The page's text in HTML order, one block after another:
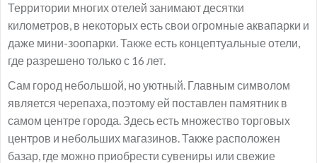
Территории многих отелей занимают десятки
километров, в некоторых есть свои огромные аквапарки и
даже мини-зоопарки. Также есть концептуальные отели,
где разрешено только с 16 лет.
Сам город небольшой, но уютный. Главным символом
является черепаха, поэтому ей поставлен памятник в
самом центре города. Здесь есть множество торговых
центров и небольших магазинов. Также расположен
базар, где можно приобрести сувениры или свежие